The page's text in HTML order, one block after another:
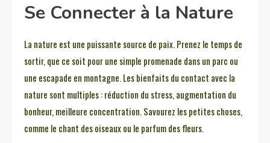
Se Connecter à la Nature
La nature est une puissante source de paix. Prenez le temps de
sortir, que ce soit pour une simple promenade dans un parc ou
une escapade en montagne. Les bienfaits du contact avec la
nature sont multiples : réduction du stress, augmentation du
bonheur, meilleure concentration. Savourez les petites choses,
comme le chant des oiseaux ou le parfum des fleurs.